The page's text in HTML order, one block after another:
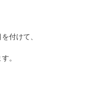
付けて、
。